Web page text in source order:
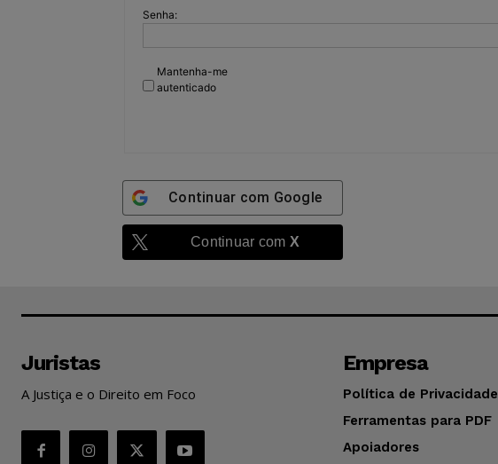
Senha:
Mantenha-me
autenticado
Continuar com Google
Continuar com X
Juristas
A Justiça e o Direito em Foco
Empresa
Política de Privacidade
Ferramentas para PDF
Apoiadores